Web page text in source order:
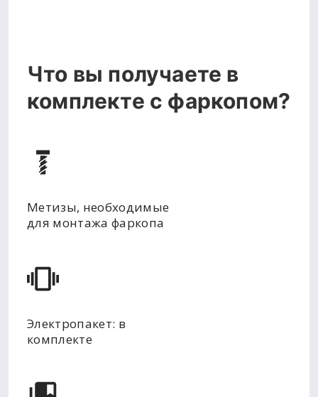
Что вы получаете в
комплекте с фаркопом?
Метизы, необходимые
для монтажа фаркопа
Электропакет: в
комплекте